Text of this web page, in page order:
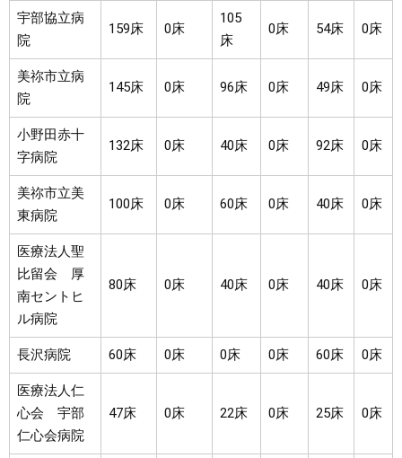
宇部協立病
院
159床 0床
105
床
0床 54床 0床
美祢市立病
院
145床 0床 96床 0床 49床 0床
小野田赤十
字病院
132床 0床 40床 0床 92床 0床
美祢市立美
東病院
100床 0床 60床 0床 40床 0床
医療法人聖
比留会 厚
南セントヒ
ル病院
80床 0床 40床 0床 40床 0床
長沢病院 60床 0床 0床 0床 60床 0床
医療法人仁
心会 宇部
仁心会病院
47床 0床 22床 0床 25床 0床